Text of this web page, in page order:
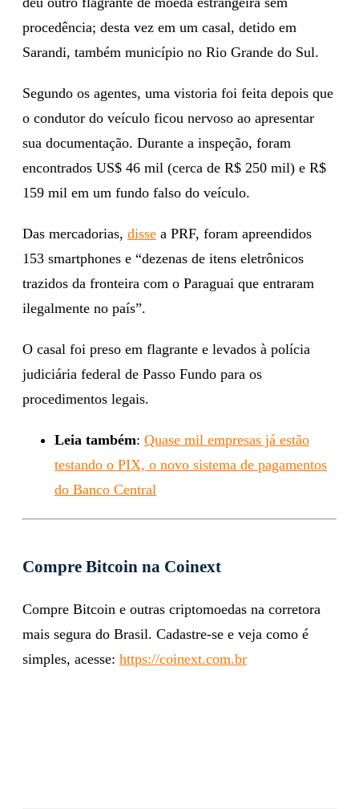
procedência; desta vez em um casal, detido em
Sarandi, também município no Rio Grande do Sul.
Segundo os agentes, uma vistoria foi feita depois que
o condutor do veículo ficou nervoso ao apresentar
sua documentação. Durante a inspeção, foram
encontrados US$ 46 mil (cerca de R$ 250 mil) e R$
159 mil em um fundo falso do veículo.
Das mercadorias, disse a PRF, foram apreendidos
153 smartphones e “dezenas de itens eletrônicos
trazidos da fronteira com o Paraguai que entraram
ilegalmente no país”.
O casal foi preso em flagrante e levados à polícia
judiciária federal de Passo Fundo para os
procedimentos legais.
Leia também: Quase mil empresas já estão
testando o PIX, o novo sistema de pagamentos
do Banco Central
Compre Bitcoin na Coinext
Compre Bitcoin e outras criptomoedas na corretora
mais segura do Brasil. Cadastre-se e veja como é
simples, acesse: https://coinext.com.br